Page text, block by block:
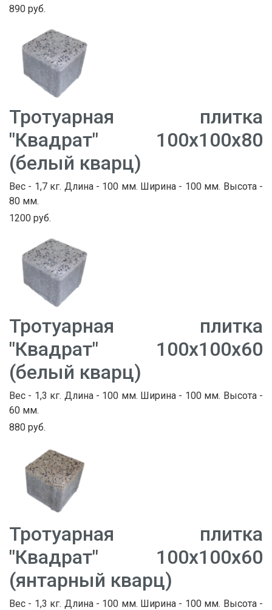
890 руб.
Тротуарная плитка
"Квадрат" 100х100х80
(белый кварц)
Вес - 1,7 кг. Длина - 100 мм. Ширина - 100 мм. Высота -
80 мм.
1200 руб.
Тротуарная плитка
"Квадрат" 100х100х60
(белый кварц)
Вес - 1,3 кг. Длина - 100 мм. Ширина - 100 мм. Высота -
60 мм.
880 руб.
Тротуарная плитка
"Квадрат" 100х100х60
(янтарный кварц)
Вес - 1,3 кг. Длина - 100 мм. Ширина - 100 мм. Высота -